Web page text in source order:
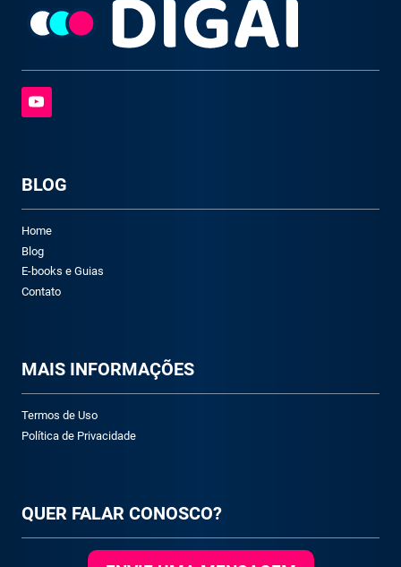
BLOG
Home
Blog
E-books e Guias
Contato
MAIS INFORMAÇÕES
Termos de Uso
Política de Privacidade
QUER FALAR CONOSCO?